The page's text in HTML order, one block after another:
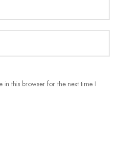
in this browser for the next time I